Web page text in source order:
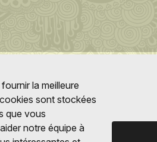
la meilleure
sont stockées
que vous
notre équipe à